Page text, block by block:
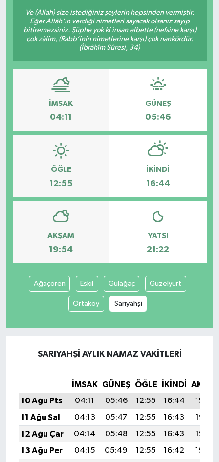
Ve (Allah) size istediğiniz şeylerin hepsinden vermiştir.
Eğer Allâh’ın verdiği nimetleri sayacak olsanız sayıp
bitiremezsiniz. Şüphe yok ki insan elbette (nefsine karşı)
çok zâlim, (Rabb’inin nimetlerine karşı) çok nankördür.
(İbrâhîm Sûresi, 34)
İMSAK
04:11
GÜNEŞ
05:46
ÖĞLE
12:55
İKINDI
16:44
AKŞAM
19:54
YATSI
21:22
Ağaçören Eskil Gülağaç Güzelyurt
Ortaköy Sarıyahşi
SARIYAHŞI AYLIK NAMAZ VAKITLERI
İMSAK GÜNEŞ ÖĞLE İKINDI
10 Ağu Pts
04:11 05:46 12:55 16:44
19:54
11 Ağu Sal
04:13 05:47 12:55 16:43
19:53
12 Ağu Çar
04:14 05:48 12:55 16:43
19:52
13 Ağu Per
04:15 05:49 12:55 16:42
19:50